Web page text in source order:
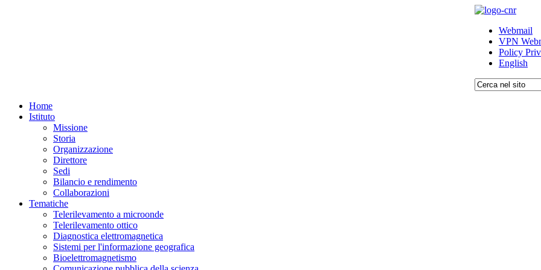
Webmail
VPN
Policy
English
Home
Istituto
Missione
Storia
Organizzazione
Direttore
Sedi
Bilancio e rendimento
Collaborazioni
Tematiche
Telerilevamento a microonde
Telerilevamento ottico
Diagnostica elettromagnetica
Sistemi per l'informazione geografica
Bioelettromagnetismo